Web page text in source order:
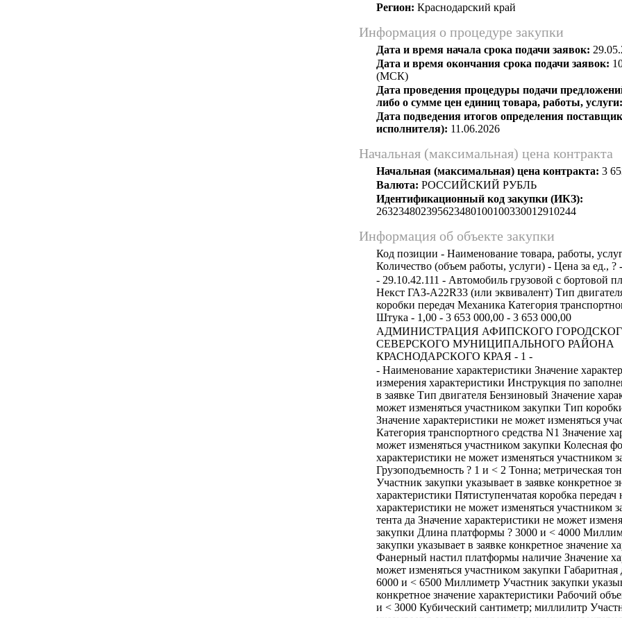
Регион: Краснодарский край
Информация о процедуре закупки
Дата и время начала срока подачи заявок:
Дата и время окончания срока подачи заявок:
(МСК)
Дата проведения процедуры подачи
либо о сумме цен единиц товара, работы, услуги:
Дата подведения итогов определения
исполнителя): 11.06.2026
Начальная (максимальная) цена контракта
Начальная (максимальная) цена контракта: 3
Валюта: РОССИЙСКИЙ РУБЛЬ
Идентификационный код закупки (ИКЗ):
263234802395623480100100330012910244
Информация об объекте закупки
Код позиции - Наименование товара, работы,
Количество (объем работы, услуги) - Цена за ед., ?
- 29.10.42.111 - Автомобиль грузовой с бортовой
Некст ГАЗ-A22R33 (или эквивалент) Тип
коробки передач Механика Категория
Штука - 1,00 - 3 653 000,00 - 3 653 000,00
АДМИНИСТРАЦИЯ АФИПСКОГО
СЕВЕРСКОГО МУНИЦИПАЛЬНОГО РАЙОНА
КРАСНОДАРСКОГО КРАЯ - 1 -
- Наименование характеристики Значение характеристики Единица измерения характеристики Инструкция по заполнению характеристик в заявке Тип двигателя Бензиновый Значение характеристики не может изменяться участником закупки Тип коробки передач Механика Значение характеристики не может изменяться участником закупки Категория транспортного средства N1 Значение характеристики не может изменяться участником закупки Колесная формула 4х2 Значение характеристики не может изменяться участником закупки Грузоподъемность ? 1 и < 2 Тонна; метрическая тонна (1000 кг) Участник закупки указывает в заявке конкретное значение характеристики Пятиступенчатая коробка передач наличие Значение характеристики не может изменяться участником закупки Наличие тента да Значение характеристики не может изменяться участником закупки Длина платформы ? 3000 и < 4000 Миллиметр Участник закупки указывает в заявке конкретное значение характеристики Фанерный настил платформы наличие Значение характеристики не может изменяться участником закупки Габаритная длина автомобиля ? 6000 и < 6500 Миллиметр Участник закупки указывает в заявке конкретное значение характеристики Рабочий объем двигателя ? 2500 и < 3000 Кубический сантиметр; миллилитр Участник закупки указывает в заявке конкретное значение характеристики Наличие каркаса (дуг) для тента да Значение характеристики не может изменяться участником закупки Наличие ГУР (гидроусилитель руля) да Значение характеристики не может изменяться участником закупки Наличие электростеклоподъемников да Значение характеристики не может изменяться участником закупки Наличие антиблокировочной системы (АБС) да Значение характеристики не может изменяться участником закупки Наличие бортового компьютера да Значение характеристики не может изменяться участником закупки Наличие оборгева зеркал да Значение характеристики не может изменяться участником закупки Центральный замок наличие Значение характеристики не может изменяться участником закупки Кондиционер наличие Значение характеристики не может изменяться участником закупки Цвет кабины белый Значение характеристики не может изменяться участником закупки Автомобиль укомплектован полноразмерным запасным колесом, домкратом, балонным ключом, буксировочным крюком. да Значение характеристики не может изменяться участником закупки Место, сроки, условия поставки товаров товар поставляется в течение 25 (Двадцать пять) календарных дней с даты заключения Контракта, силами и за счет средств Поставщика по адресу: Краснодарский край. Северский район, пгт Афипский, ул. Калинина,44 (в рабочие дни с понедельника по пятницу с 8-00 до 17-00). Дата и время поставки согласовывается с Заказчиком. Доставка производится в соответствии с правилами перевозок грузов, регулирущие отношения, связанные с перевозкой грузов соответствующим видом транспорта. Значение характеристики не может изменяться участником закупки Требования к качеству товара, качественным (потребительским) свойствам товара Транспортное средство должно быть новым, не ранее 2026 года выпуска, не бывшим в употреблении, не восстановленным, не требовать приобретения дополнительных комплектующих‚ не должно находиться в залоге, не обременено правами третьих лиц, никому не продано, не подарено, в споре и под арестом (запрещением) не состоять, без повреждений, укомплектовано согласно паспорту, не использовано ранее в рекламных целях, на выставках, прошедшим предпродажную подготовку. Поставляемый автотранспорт должен быть технически исправным, готовым к эксплуатации и регистрации. Значение характеристики не может изменяться участником закупки Требования по комплектности товара в соответствии с перечнем комплектности указанным в технической документации изготовителя. Качество и комплектность должно соответствовать действующим стандартам, и параметрам, установленным для данной модели автотранспорта, техническим условиям и иной нрмативно-технической документации, принятым в Российской Федерации. Значение характеристики не может изменяться участником закупки Гарантийный срок Срок действия общей гарантии не менее 36 (тридцать шесть) месяцев или не менее 200 000 (двести тысяч) км пробега, в зависимости от того, какое из условий наступит ранее. Гарантия распространяется на любые неисправности, возникшие по вине завода-изготовтлеля. Гарантийный срок на товар должен соответствовать гарантийным требованиям, предъявляемым к такого вида товарам, и должен подтверждаться документами от производителя (поставщика). Значение характеристики не может изменяться участником закупки Порядок сдачи и приемки товара Поставщик не менее чем за 2 рабочих дня до осуществления поставки товара направляет в адрес заказчика уведомление о времени и дате доставки товара в место доставки. При поставке товара поставщик передает заказчику: товарную накладную по форме № ТОРГ-12, счет, счет-фактуру (в зависимости от применяемой системы налогообложения), универсальный передаточный документ (в случае отсутствия товарно-транспортной накладной и счета-фактуры), акт поставки товара, акт приема-передачи товара, а также оригинал или надлежаще заверенную копию сертификата соответствия (декларации о соответствии), сервисную книжку, паспорт транспортного средства, документы, удостоверяющие право собственности на транспортное средство и являющиеся основанием для его государственной регистрации, документы, подтверждающие предоставление гарантии качества поставщика (гарантийный талон), производителя (отметка в документации на товар или отметка в ином документе), паспорт на товар (при наличии), инструкции (руководства) по эксплуатации на русском языке. Приемка Товара по качеству осуществляется посредством внешнего осмотра, а также путем проверки работоспособности узлов и агрегатов. При приеме товара проверяется его соответствие сведениям, указанным в транспортных и сопроводительных документах по: наименованию, количеству, качеству. Поставщик гарантирует качество и безопасность поставляемого Товара в период гарантийного срока. При обнаружении Заказчиком в период гарантийного срока некачественного Товара (брак, производственный дефект) или некомплектности Товара Поставщик обязан заменить или доукомплектовать такой Товар в соответствии с условиями Контракта. Расходы по возврату Товара и его замене или доукомплектованию производятся за счет средств Поставщика и Заказчиком не возмещаются. Обязательства Поставщика по передаче Товара считаются выполненными с момента приемки Товара и подписания накладной (акта сдачи-приемки) представителем Заказчика. Значение характеристики не может изменяться участником закупки Общее количество мест (включая водительское) 7 Штука Значение характеристики не может изменяться участником закупки - Наименование характеристики - Значение характеристики - Единица измерения характеристики - Инструкция по заполнению характеристик в заявке - Тип двигателя - Бензиновый - - Значение характеристики не может изменяться участником закупки - Тип коробки передач - Механика - - Значение характеристики не может изменяться участником закупки - Категория транспортного средства - N1 - - Значение характеристики не может изменяться участником закупки - Колесная формула - 4х2 - - Значение характеристики не может изменяться участником закупки - Грузоподъемность - ? 1 и < 2 - Тонна; метрическая тонна (1000 кг) - Участник закупки указывает в заявке конкретное значение характеристики - Пятиступенчатая коробка передач - наличие - - Значение характеристики